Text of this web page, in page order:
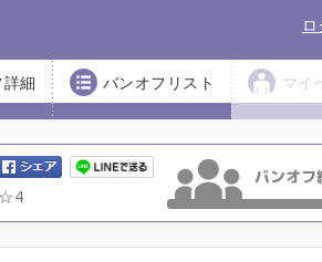
細 バンオフリスト マイ
4